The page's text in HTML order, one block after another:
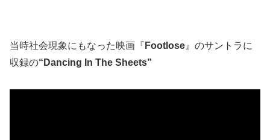
当時社会現象にもなった映画『 Footlose』のサントラに
収録の“Dancing In The Sheets”